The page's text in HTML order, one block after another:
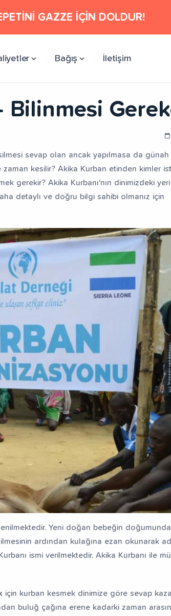
GAZZE İÇİN DOLDUR!
Bağış İletişim
Bilinmesi
sevap olan ancak yapılmasa da günah
zaman kesilir? Akika Kurban etinden kimler
gerekir? Akika Kurbanı'nın dinimizdeki
detaylı ve doğru bilgi sahibi olmanız için
Yeni doğan bebeğin
ardından kulağına ezan okunarak
ismi verilmektedir. Akika Kurbanı ile
için kurban kesmek dinimize göre sevap
buluğ çağına erene kadarki zaman